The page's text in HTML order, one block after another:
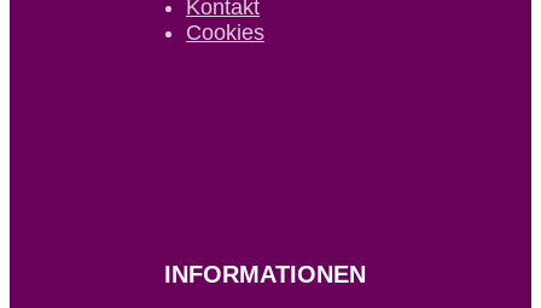
Kontakt
Cookies
INFORMATIONEN